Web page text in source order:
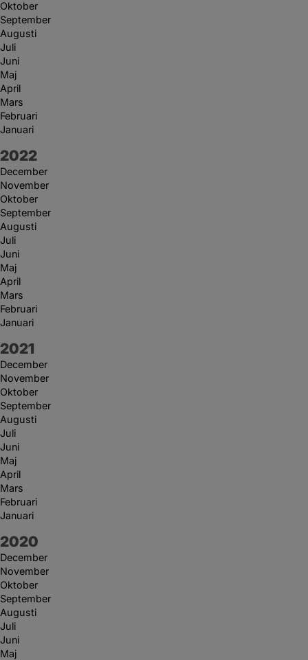
Oktober
September
Augusti
Juli
Juni
Maj
April
Mars
Februari
Januari
År:
2022
December
November
Oktober
September
Augusti
Juli
Juni
Maj
April
Mars
Februari
Januari
År:
2021
December
November
Oktober
September
Augusti
Juli
Juni
Maj
April
Mars
Februari
Januari
År:
2020
December
November
Oktober
September
Augusti
Juli
Juni
Maj